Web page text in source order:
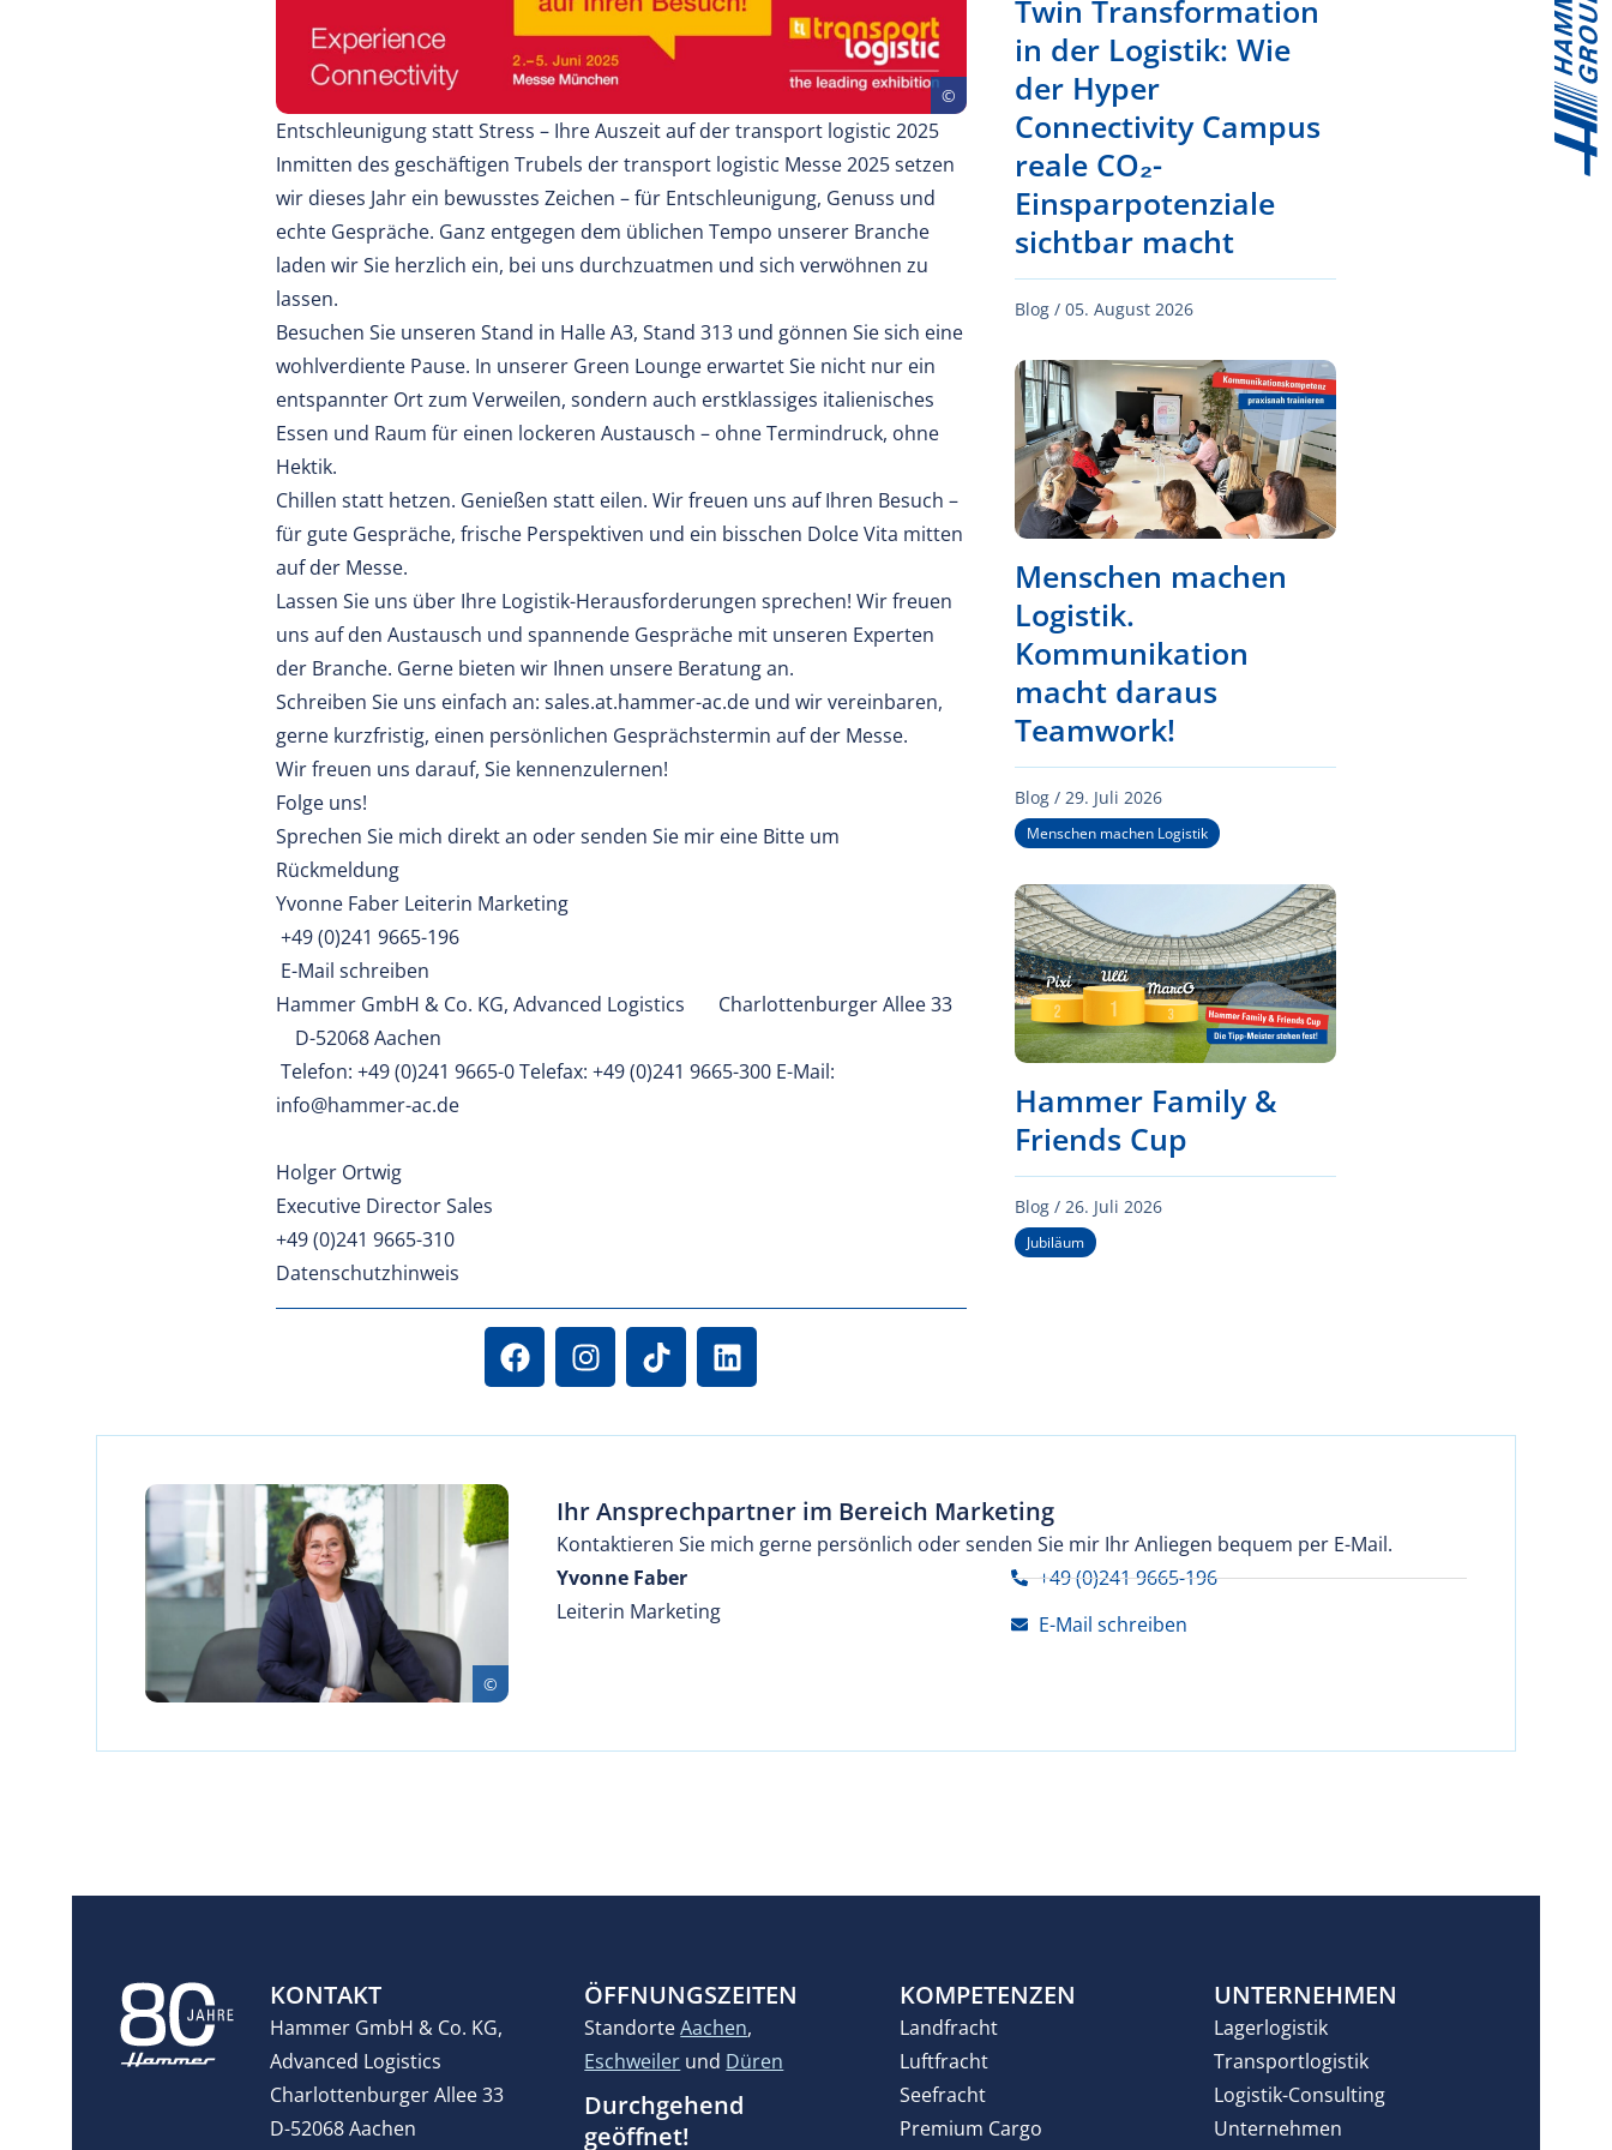
Entschleunigung statt Stress – Ihre Auszeit auf der transport logistic 2025
Inmitten des geschäftigen Trubels der transport logistic Messe 2025 setzen
wir dieses Jahr ein bewusstes Zeichen – für Entschleunigung, Genuss und
echte Gespräche. Ganz entgegen dem üblichen Tempo unserer Branche
laden wir Sie herzlich ein, bei uns durchzuatmen und sich verwöhnen zu
lassen.
Besuchen Sie unseren Stand in Halle A3, Stand 313 und gönnen Sie sich eine
wohlverdiente Pause. In unserer Green Lounge erwartet Sie nicht nur ein
entspannter Ort zum Verweilen, sondern auch erstklassiges italienisches
Essen und Raum für einen lockeren Austausch – ohne Termindruck, ohne
Hektik.
Chillen statt hetzen. Genießen statt eilen. Wir freuen uns auf Ihren Besuch –
für gute Gespräche, frische Perspektiven und ein bisschen Dolce Vita mitten
auf der Messe.
Lassen Sie uns über Ihre Logistik-Herausforderungen sprechen! Wir freuen
uns auf den Austausch und spannende Gespräche mit unseren Experten
der Branche. Gerne bieten wir Ihnen unsere Beratung an.
Schreiben Sie uns einfach an: sales.at.hammer-ac.de und wir vereinbaren,
gerne kurzfristig, einen persönlichen Gesprächstermin auf der Messe.
Wir freuen uns darauf, Sie kennenzulernen!
Folge uns!
Sprechen Sie mich direkt an oder senden Sie mir eine Bitte um
Rückmeldung
Yvonne Faber Leiterin Marketing
+49 (0)241 9665-196
E-Mail schreiben
Hammer GmbH & Co. KG, Advanced Logistics Charlottenburger Allee 33
D-52068 Aachen
Telefon: +49 (0)241 9665-0 Telefax: +49 (0)241 9665-300 E-Mail:
info@hammer-ac.de
Holger Ortwig
Executive Director Sales
+49 (0)241 9665-310
Datenschutzhinweis
Twin Transformation
in der Logistik: Wie
der Hyper
Connectivity Campus
reale CO₂-
Einsparpotenziale
sichtbar macht
Blog / 05. August 2026
Menschen machen
Logistik.
Kommunikation
macht daraus
Teamwork!
Blog / 29. Juli 2026
Menschen machen Logistik
Hammer Family &
Friends Cup
Blog / 26. Juli 2026
Jubiläum
Ihr Ansprechpartner im Bereich Marketing
Kontaktieren Sie mich gerne persönlich oder senden Sie mir Ihr Anliegen bequem per E-Mail.
Yvonne Faber
Leiterin Marketing
+49 (0)241 9665-196
E-Mail schreiben
KONTAKT
Hammer GmbH & Co. KG,
Advanced Logistics
Charlottenburger Allee 33
D-52068 Aachen
ÖFFNUNGSZEITEN
StandorteAachen,
Eschweiler und Düren
Durchgehend
geöffnet!
KOMPETENZEN
Landfracht
Luftfracht
Seefracht
Premium Cargo
UNTERNEHMEN
Lagerlogistik
Transportlogistik
Logistik-Consulting
Unternehmen